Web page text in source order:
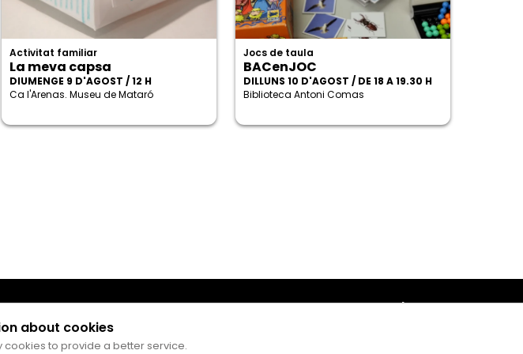
Activitat familiar
La meva capsa
DIUMENGE 9 D'AGOST / 12 H
Ca l'Arenas. Museu de Mataró
Jocs de taula
BACenJOC
DILLUNS 10 D'AGOST / DE 18 A 19.30 H
Biblioteca Antoni Comas
Amb el suport
about cookies
cookies to provide a better service.